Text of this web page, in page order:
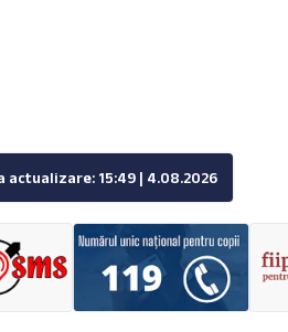
actualizare: 15:49 | 4.08.2026